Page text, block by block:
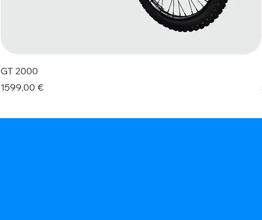
GT 2000
Prezzo
1599,00 €